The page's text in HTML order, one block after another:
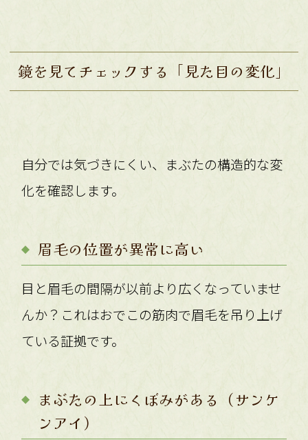
鏡を見てチェックする「見た目の変化」
自分では気づきにくい、まぶたの構造的な変
化を確認します。
眉毛の位置が異常に高い
目と眉毛の間隔が以前より広くなっていませ
んか？これはおでこの筋肉で眉毛を吊り上げ
ている証拠です。
まぶたの上にくぼみがある（サンケ
ンアイ）